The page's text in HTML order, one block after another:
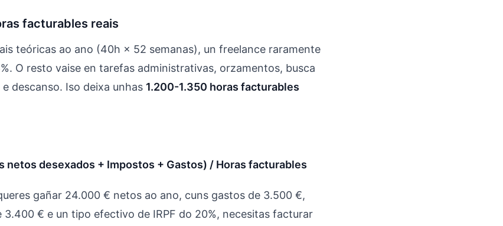
facturables reais
teóricas ao ano (40h × 52 semanas), un freelance raramente
O resto vaise en tarefas administrativas, orzamentos, busca
descanso. Iso deixa unhas 1.200-1.350 horas facturables
netos desexados + Impostos + Gastos) / Horas facturables
gañar 24.000 € netos ao ano, cuns gastos de 3.500 €,
€ e un tipo efectivo de IRPF do 20%, necesitas facturar